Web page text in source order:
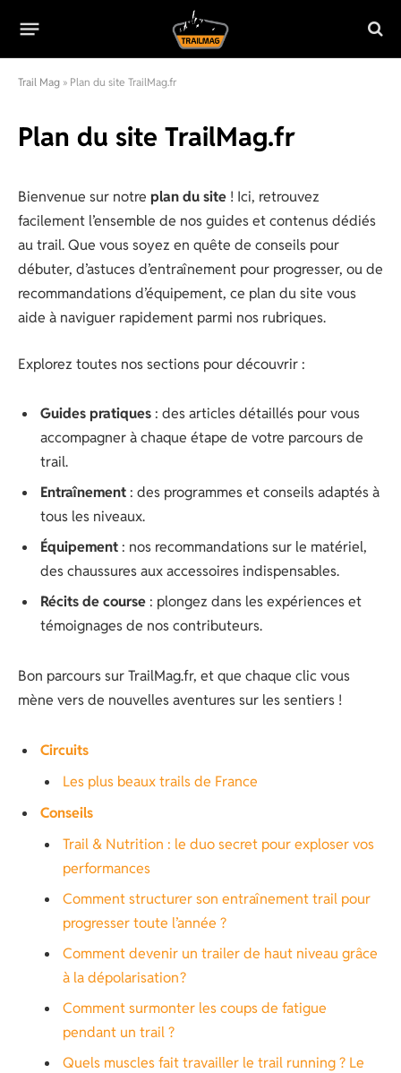
Trail Mag » Plan du site TrailMag.fr
Plan du site TrailMag.fr
Bienvenue sur notre plan du site ! Ici, retrouvez
facilement l’ensemble de nos guides et contenus dédiés
au trail. Que vous soyez en quête de conseils pour
débuter, d’astuces d’entraînement pour progresser, ou de
recommandations d’équipement, ce plan du site vous
aide à naviguer rapidement parmi nos rubriques.
Explorez toutes nos sections pour découvrir :
Guides pratiques : des articles détaillés pour vous
accompagner à chaque étape de votre parcours de
trail.
Entraînement : des programmes et conseils adaptés à
tous les niveaux.
Équipement : nos recommandations sur le matériel,
des chaussures aux accessoires indispensables.
Récits de course : plongez dans les expériences et
témoignages de nos contributeurs.
Bon parcours sur TrailMag.fr, et que chaque clic vous
mène vers de nouvelles aventures sur les sentiers !
Circuits
Les plus beaux trails de France
Conseils
Trail & Nutrition : le duo secret pour exploser vos
performances
Comment structurer son entraînement trail pour
progresser toute l’année ?
Comment devenir un trailer de haut niveau grâce
à la dépolarisation ?
Comment surmonter les coups de fatigue
pendant un trail ?
Quels muscles fait travailler le trail running ? Le